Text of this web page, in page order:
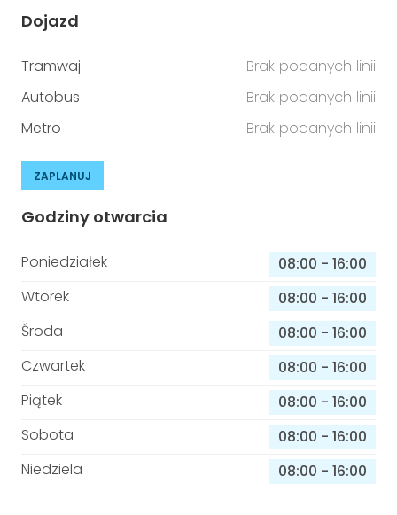
Dojazd
Tramwaj
Brak podanych linii
Autobus
Brak podanych linii
Metro
Brak podanych linii
ZAPLANUJ
Godziny otwarcia
Poniedziałek 08:00 - 16:00
Wtorek
08:00 - 16:00
Środa
08:00 - 16:00
Czwartek
08:00 - 16:00
Piątek
08:00 - 16:00
Sobota
08:00 - 16:00
Niedziela
08:00 - 16:00